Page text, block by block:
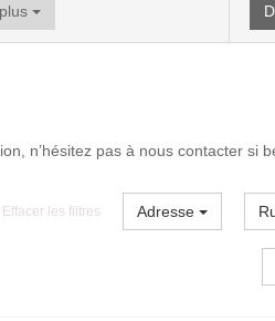
n’hésitez pas à nous contacter si
Effacer les filtres Adresse